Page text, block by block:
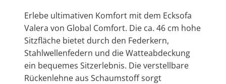
Erlebe ultimativen Komfort mit dem Ecksofa
Valera von Global Comfort. Die ca. 46 cm hohe
Sitzfläche bietet durch den Federkern,
Stahlwellenfedern und die Watteabdeckung
ein bequemes Sitzerlebnis. Die verstellbare
Rückenlehne aus Schaumstoff sorgt